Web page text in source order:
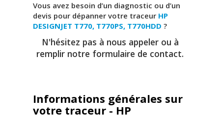
Vous avez besoin d’un diagnostic ou d’un
devis pour dépanner votre traceur HP
DESIGNJET T770, T770PS, T770HDD ?
N'hésitez pas à nous appeler ou à
remplir notre formulaire de contact.
Informations générales sur
votre traceur - HP